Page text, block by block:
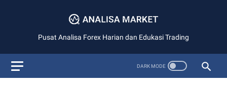
Pusat Analisa Forex Harian dan Edukasi Trading